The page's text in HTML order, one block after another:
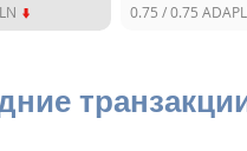
0.75 /0.75